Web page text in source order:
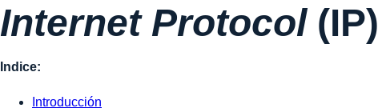
Internet Protocol (IP)
Indice:
Introducción